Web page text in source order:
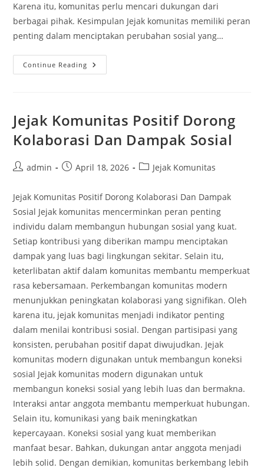
Karena itu, komunitas perlu mencari dukungan dari
berbagai pihak. Kesimpulan Jejak komunitas memiliki peran
penting dalam menciptakan perubahan sosial yang…
Continue Reading Jejak
Komunitas
Jejak Komunitas Positif Dorong
Kolaborasi Dan Dampak Sosial
Postadmin
PostApril 18, 2026
PostJejak Komunitas
Jejak Komunitas Positif Dorong Kolaborasi Dan Dampak
Sosial Jejak komunitas mencerminkan peran penting
individu dalam membangun hubungan sosial yang kuat.
Setiap kontribusi yang diberikan mampu menciptakan
dampak yang luas bagi lingkungan sekitar. Selain itu,
keterlibatan aktif dalam komunitas membantu memperkuat
rasa kebersamaan. Perkembangan komunitas modern
menunjukkan peningkatan kolaborasi yang signifikan. Oleh
karena itu, jejak komunitas menjadi indikator penting
dalam menilai kontribusi sosial. Dengan partisipasi yang
konsisten, perubahan positif dapat diwujudkan. Jejak
komunitas modern digunakan untuk membangun koneksi
sosial Jejak komunitas modern digunakan untuk
membangun koneksi sosial yang lebih luas dan bermakna.
Interaksi antar anggota membantu memperkuat hubungan.
Selain itu, komunikasi yang baik meningkatkan
kepercayaan. Koneksi sosial yang kuat memberikan
manfaat besar. Bahkan, dukungan antar anggota menjadi
lebih solid. Dengan demikian, komunitas berkembang lebih